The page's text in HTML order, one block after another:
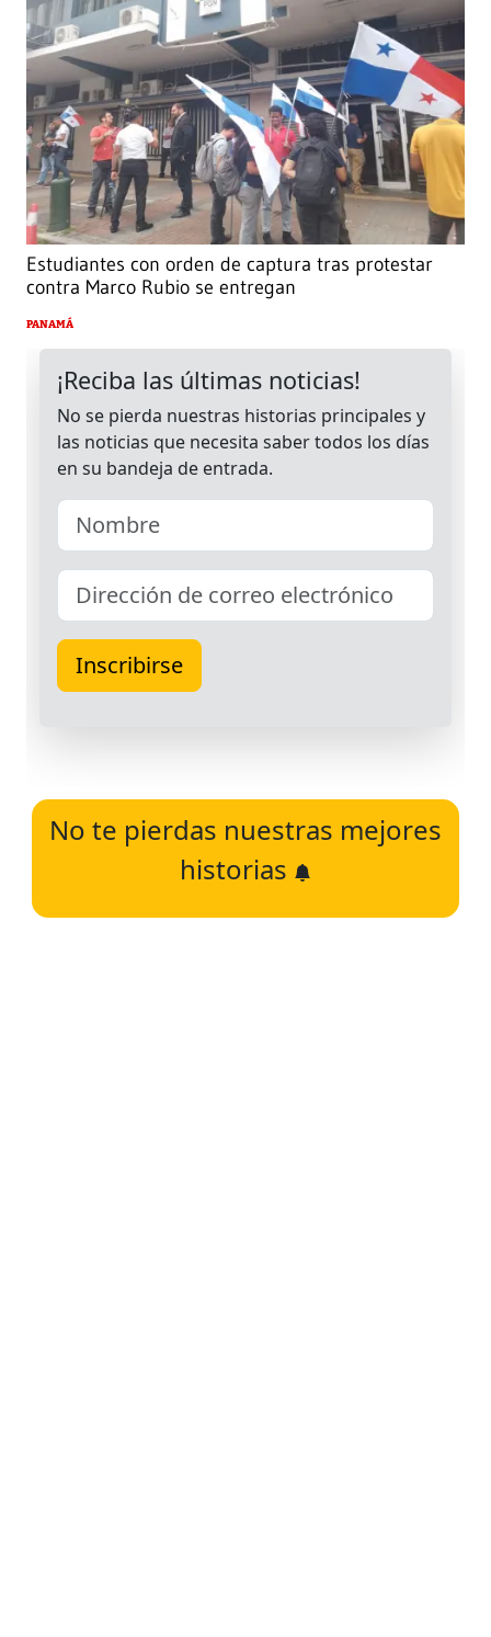
Estudiantes con orden de captura tras protestar
contra Marco Rubio se entregan
PANAMÁ
No te pierdas nuestras mejores
historias